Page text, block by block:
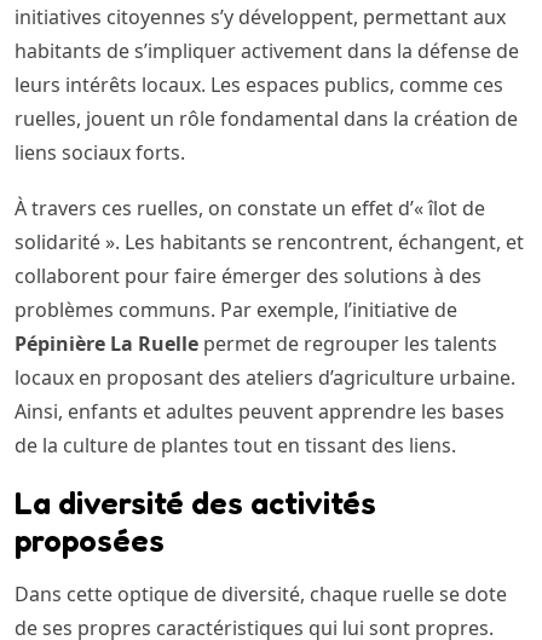
initiatives citoyennes s’y développent, permettant aux
habitants de s’impliquer activement dans la défense de
leurs intérêts locaux. Les espaces publics, comme ces
ruelles, jouent un rôle fondamental dans la création de
liens sociaux forts.
À travers ces ruelles, on constate un effet d’« îlot de
solidarité ». Les habitants se rencontrent, échangent, et
collaborent pour faire émerger des solutions à des
problèmes communs. Par exemple, l’initiative de
Pépinière La Ruelle permet de regrouper les talents
locaux en proposant des ateliers d’agriculture urbaine.
Ainsi, enfants et adultes peuvent apprendre les bases
de la culture de plantes tout en tissant des liens.
La diversité des activités
proposées
Dans cette optique de diversité, chaque ruelle se dote
de ses propres caractéristiques qui lui sont propres.